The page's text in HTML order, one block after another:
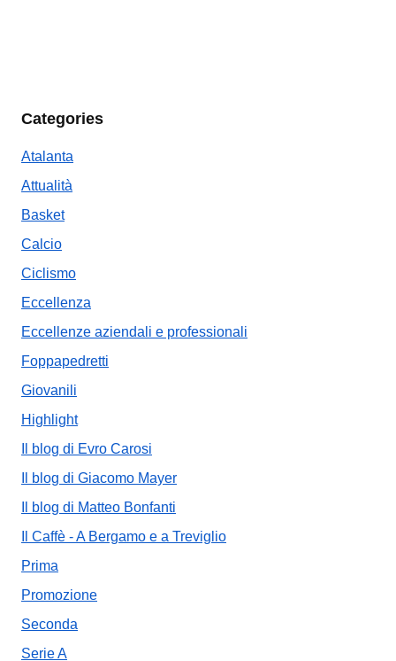
Categories
Atalanta
Attualità
Basket
Calcio
Ciclismo
Eccellenza
Eccellenze aziendali e professionali
Foppapedretti
Giovanili
Highlight
Il blog di Evro Carosi
Il blog di Giacomo Mayer
Il blog di Matteo Bonfanti
Il Caffè - A Bergamo e a Treviglio
Prima
Promozione
Seconda
Serie A